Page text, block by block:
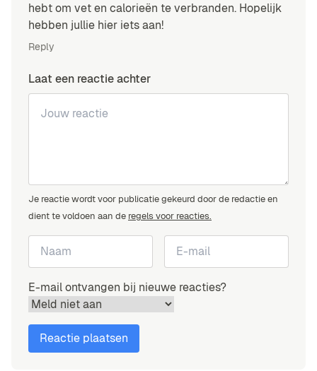
hebt om vet en calorieën te verbranden. Hopelijk
hebben jullie hier iets aan!
Reply
Laat een reactie achter
Je reactie wordt voor publicatie gekeurd door de redactie en
dient te voldoen aan de regels voor reacties.
E-mail ontvangen bij nieuwe reacties?